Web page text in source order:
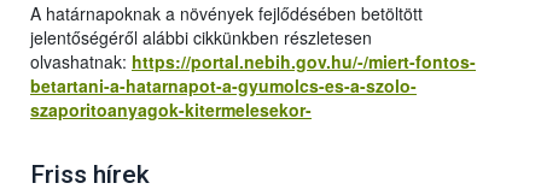
A határnapoknak a növények fejlődésében betöltött
jelentőségéről alábbi cikkünkben részletesen
olvashatnak: https://portal.nebih.gov.hu/-/miert-fontos-
betartani-a-hatarnapot-a-gyumolcs-es-a-szolo-
szaporitoanyagok-kitermelesekor-
Friss hírek